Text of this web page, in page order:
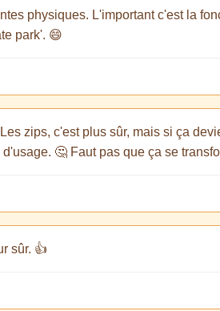
physiques. L'important c'est la
park'. 😄
zips, c'est plus sûr, mais si ça
🤔 Faut pas que ça se
sûr. 👍